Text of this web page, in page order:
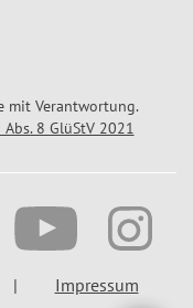
mit Verantwortung.
Abs. 8 GlüStV 2021
Impressum